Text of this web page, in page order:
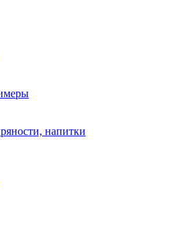
напитки